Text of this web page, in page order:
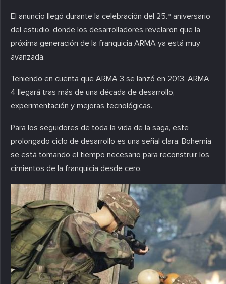
El anuncio llegó durante la celebración del 25.º aniversario
del estudio, donde los desarrolladores revelaron que la
próxima generación de la franquicia ARMA ya está muy
avanzada.
Teniendo en cuenta que ARMA 3 se lanzó en 2013, ARMA
4 llegará tras más de una década de desarrollo,
experimentación y mejoras tecnológicas.
Para los seguidores de toda la vida de la saga, este
prolongado ciclo de desarrollo es una señal clara: Bohemia
se está tomando el tiempo necesario para reconstruir los
cimientos de la franquicia desde cero.